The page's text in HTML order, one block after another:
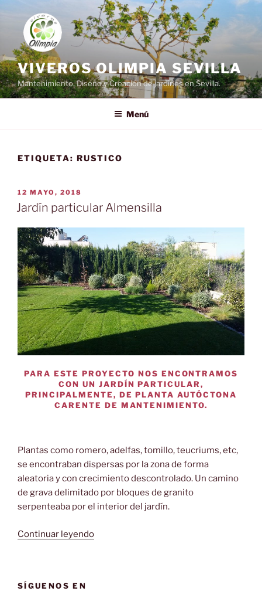
contenido
VIVEROS OLIMPIA SEVILLA
Mantenimiento, Diseño y Creación de jardines en Sevilla.
Menú
ETIQUETA: RUSTICO
PUBLICADO
EL
12 MAYO, 2018
Jardín particular Almensilla
PARA ESTE PROYECTO NOS ENCONTRAMOS
CON UN JARDÍN PARTICULAR,
PRINCIPALMENTE, DE PLANTA AUTÓCTONA
CARENTE DE MANTENIMIENTO.
Plantas como romero, adelfas, tomillo, teucriums, etc,
se encontraban dispersas por la zona de forma
aleatoria y con crecimiento descontrolado. Un camino
de grava delimitado por bloques de granito
serpenteaba por el interior del jardín.
Continuar leyendo«Jardín
SÍGUENOS EN